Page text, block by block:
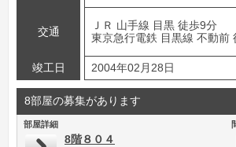
交通
ＪＲ 山手線 目黒 徒歩9分
東京急行電鉄 目黒線 不動前
竣工日 2004年02月28日
8部屋の募集があります
部屋詳細
8階８０４